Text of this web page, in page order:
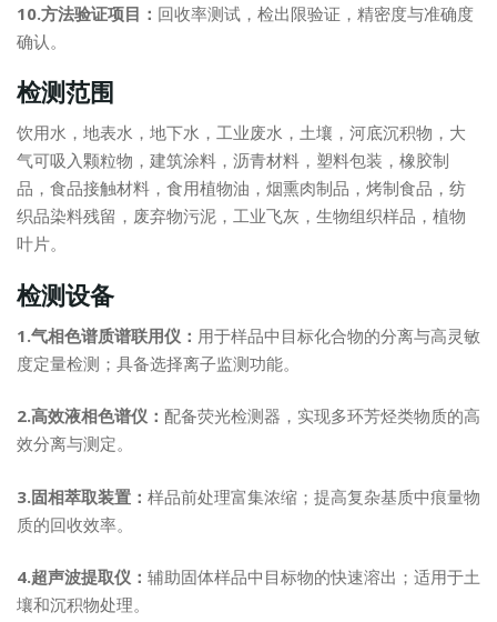
10.方法验证项目： 回收率测试，检出限验证，精密度与准确度
确认。
检测范围
饮用水，地表水，地下水，工业废水，土壤，河底沉积物，大
气可吸入颗粒物，建筑涂料，沥青材料，塑料包装，橡胶制
品，食品接触材料，食用植物油，烟熏肉制品，烤制食品，纺
织品染料残留，废弃物污泥，工业飞灰，生物组织样品，植物
叶片。
检测设备
1.气相色谱质谱联用仪： 用于样品中目标化合物的分离与高灵敏
度定量检测；具备选择离子监测功能。
2.高效液相色谱仪： 配备荧光检测器，实现多环芳烃类物质的高
效分离与测定。
3.固相萃取装置： 样品前处理富集浓缩；提高复杂基质中痕量物
质的回收效率。
4.超声波提取仪： 辅助固体样品中目标物的快速溶出；适用于土
壤和沉积物处理。